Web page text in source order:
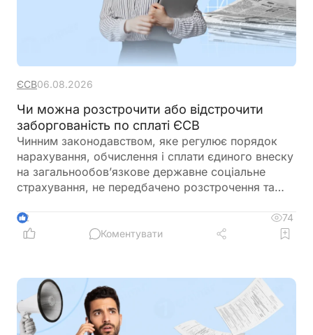
ЄСВ06.08.2026
Чи можна розстрочити або відстрочити
заборгованість по сплаті ЄСВ
Чинним законодавством, яке регулює порядок
нарахування, обчислення і сплати єдиного внеску
на загальнообов’язкове державне соціальне
страхування, не передбачено розстрочення та
внеску
2
74
Коментувати